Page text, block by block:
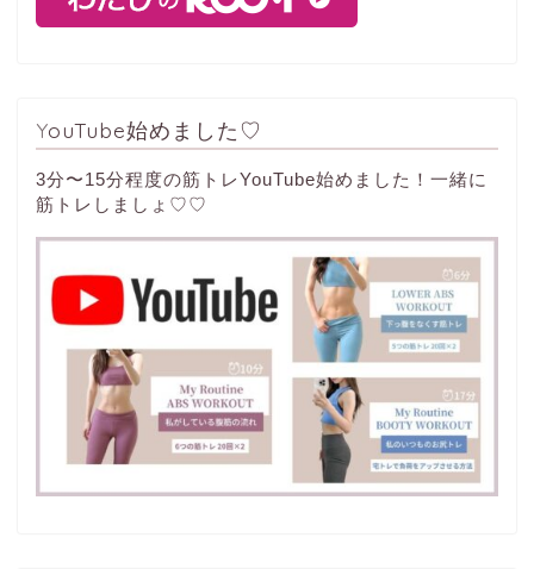
YouTube始めました♡
3分〜15分程度の筋トレYouTube始めました！一緒に
筋トレしましょ♡♡